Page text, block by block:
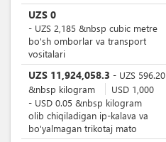
UZS 0
- UZS 2,185 &nbsp cubic metre
bo'sh omborlar va transport
vositalari
UZS 11,924,058.3 - UZS 596.20
&nbsp kilogram USD 1,000
- USD 0.05 &nbsp kilogram
olib chiqiladigan ip-kalava va
bo'yalmagan trikotaj mato